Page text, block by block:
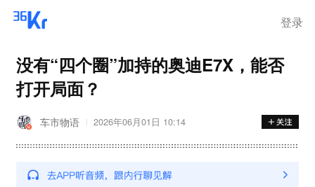
登录
没有“四个圈”加持的奥迪E7X，能否
打开局面？
车市物语 2026年06月01日 10:14